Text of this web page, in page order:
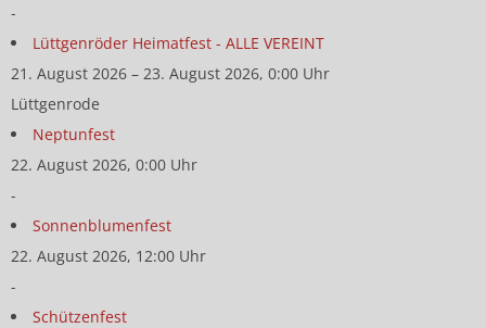
-
Lüttgenröder Heimatfest - ALLE VEREINT
21. August 2026 – 23. August 2026, 0:00 Uhr
Lüttgenrode
Neptunfest
22. August 2026, 0:00 Uhr
-
Sonnenblumenfest
22. August 2026, 12:00 Uhr
-
Schützenfest